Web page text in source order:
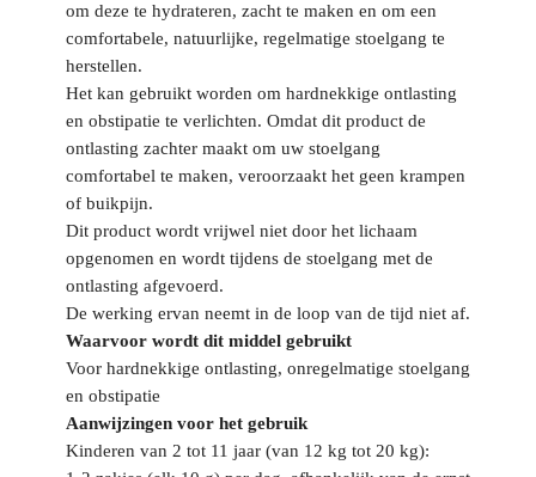
om deze te hydrateren, zacht te maken en om een
comfortabele, natuurlijke, regelmatige stoelgang te
herstellen.
Het kan gebruikt worden om hardnekkige ontlasting
en obstipatie te verlichten. Omdat dit product de
ontlasting zachter maakt om uw stoelgang
comfortabel te maken, veroorzaakt het geen krampen
of buikpijn.
Dit product wordt vrijwel niet door het lichaam
opgenomen en wordt tijdens de stoelgang met de
ontlasting afgevoerd.
De werking ervan neemt in de loop van de tijd niet af.
Waarvoor wordt dit middel gebruikt
Voor hardnekkige ontlasting, onregelmatige stoelgang
en obstipatie
Aanwijzingen voor het gebruik
Kinderen van 2 tot 11 jaar (van 12 kg tot 20 kg):